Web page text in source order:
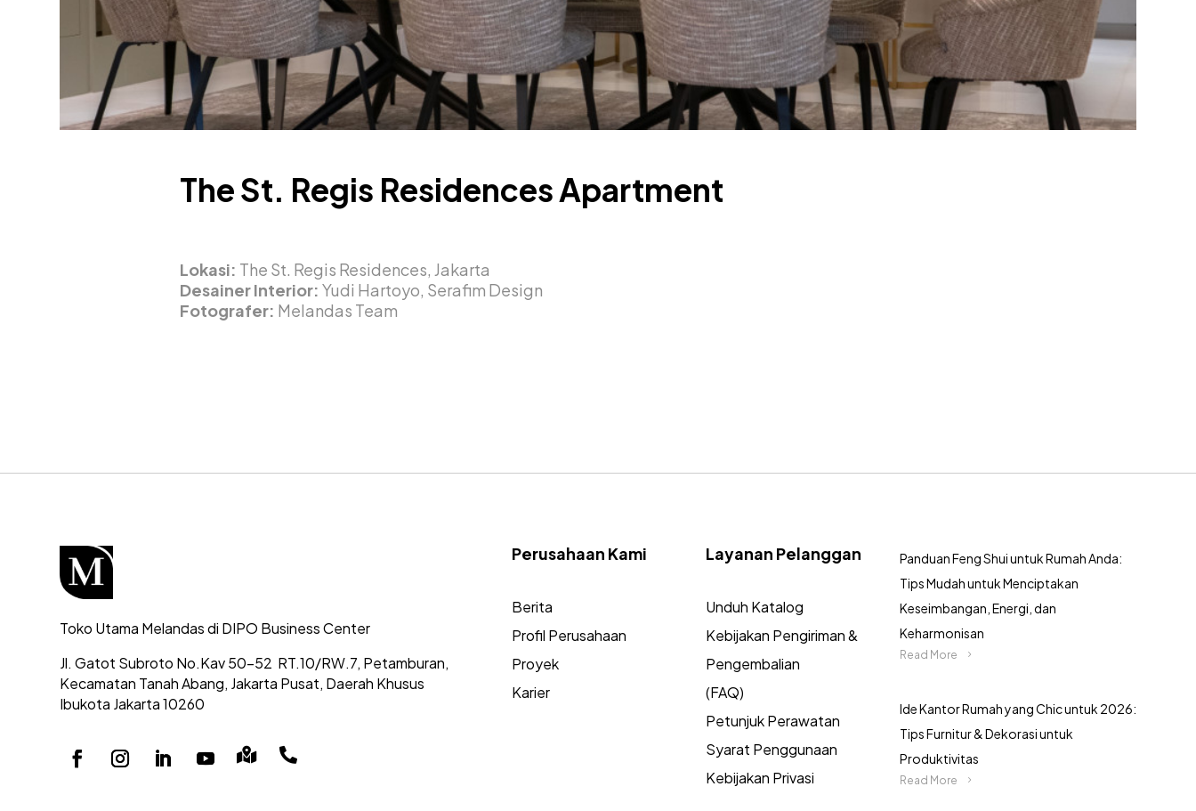
The St. Regis Residences Apartment
Lokasi: The St. Regis Residences, Jakarta
Desainer Interior: Yudi Hartoyo, Serafim Design
Fotografer: Melandas Team
Toko Utama Melandas di DIPO Business Center
Jl. Gatot Subroto No.Kav 50-52 RT.10/RW.7, Petamburan,
Kecamatan Tanah Abang, Jakarta Pusat, Daerah Khusus
Ibukota Jakarta 10260
 
Perusahaan Kami
Berita
Profil Perusahaan
Proyek
Karier
Layanan Pelanggan
Unduh Katalog
Kebijakan Pengiriman &
Pengembalian
(FAQ)
Petunjuk Perawatan
Syarat Penggunaan
Kebijakan Privasi
Panduan Feng Shui untuk Rumah Anda:
Tips Mudah untuk Menciptakan
Keseimbangan, Energi, dan
Keharmonisan
Read More
Ide Kantor Rumah yang Chic untuk 2026:
Tips Furnitur & Dekorasi untuk
Produktivitas
Read More